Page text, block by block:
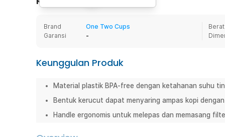
Senin -
Toko Jakarta Barat
Senin -
Toko Tangerang
Pick n Go Jakarta Barat
Senin -
Pick n Go Bekasi
Senin - Jumat
Pick n Go Depok
Senin - Jumat
Brand
One Two Cups
Garansi
-
Keunggulan Produk
Material plastik BPA-free dengan ketahanan suhu
Bentuk kerucut dapat menyaring ampas kopi
Handle ergonomis untuk melepas dan memasang